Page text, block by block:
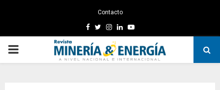
Contacto
Facebook
TwitterInstagram
LinkedinYoutube
PRIMARY